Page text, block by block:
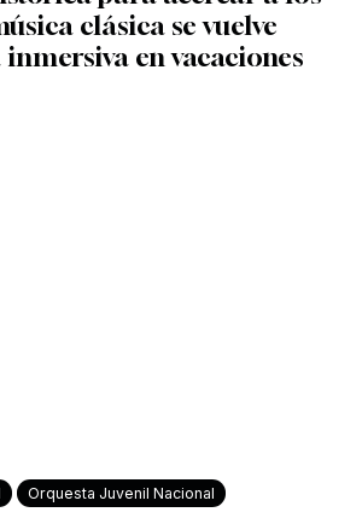
clásica se vuelve
en vacaciones
Orquesta Juvenil Nacional